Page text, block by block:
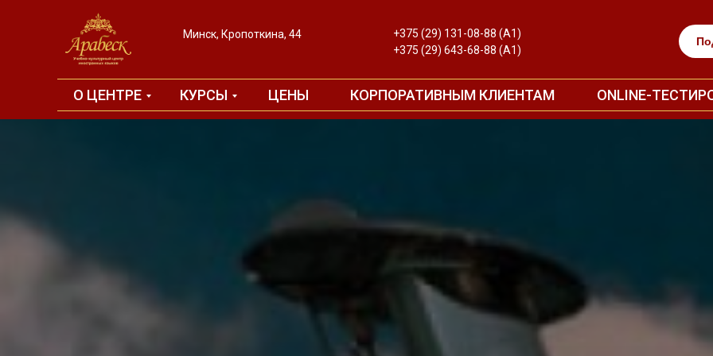
Минск, Кропоткина, 44 +375 (29) 131-08-88 (A1)
+375 (29) 643-68-88 (А1)
О ЦЕНТРЕ КУРСЫ ЦЕНЫ КОРПОРАТИВНЫМ КЛИЕНТАМ ONLINE-
Минск, Кропоткина, 44 +375 (29) 131-08-88 (A1)
+375 (29) 643-68-88 (А1)
О ЦЕНТРЕ КУРСЫ ЦЕНЫ КОРПОРАТИВНЫМ КЛИЕНТАМ ONLINE-